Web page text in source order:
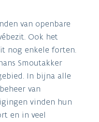
van openbare
Ook het
nog enkele forten.
Smoutakker
In bijna alle
van
vinden hun
en in veel